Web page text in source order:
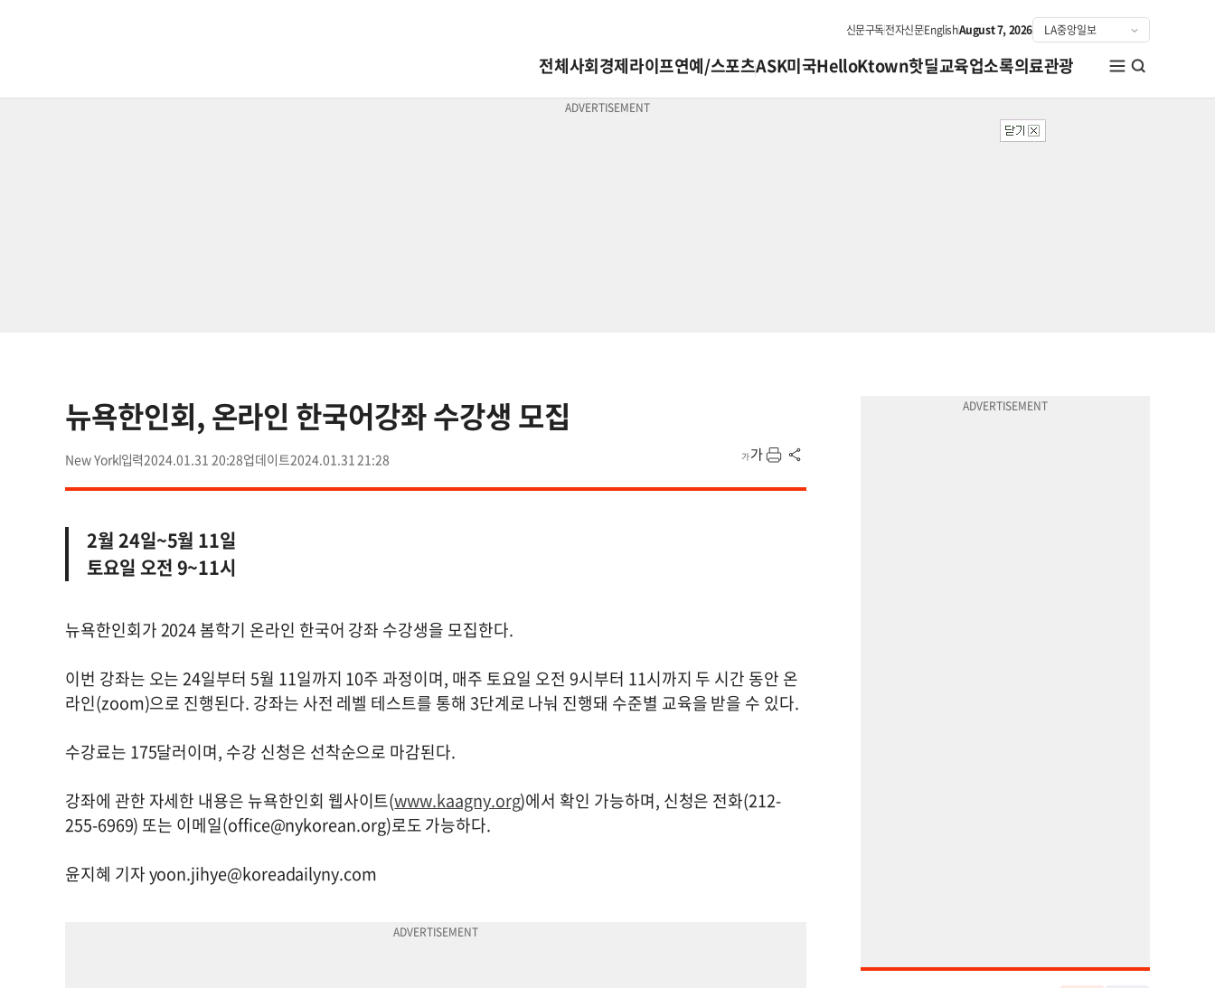
신문구독전자신문EnglishAugust 7, 2026
전체사회경제라이프연예/스포츠ASK미국HelloKtown핫딜교육업소록의료관광
뉴욕한인회, 온라인 한국어강좌 수강생 모집
New York 2024.01.31 20:28 2024.01.31 21:28
2월 24일~5월 11일
토요일 오전 9~11시
뉴욕한인회가 2024 봄학기 온라인 한국어 강좌 수강생을 모집한다.
이번 강좌는 오는 24일부터 5월 11일까지 10주 과정이며, 매주 토요일 오전 9시부터 11시까지 두 시간 동안 온
라인(zoom)으로 진행된다. 강좌는 사전 레벨 테스트를 통해 3단계로 나눠 진행돼 수준별 교육을 받을 수 있다.
수강료는 175달러이며, 수강 신청은 선착순으로 마감된다.
강좌에 관한 자세한 내용은 뉴욕한인회 웹사이트(www.kaagny.org)에서 확인 가능하며, 신청은 전화(212-
255-6969) 또는 이메일(office@nykorean.org)로도 가능하다.
윤지혜 기자yoon.jihye@koreadailyny.com